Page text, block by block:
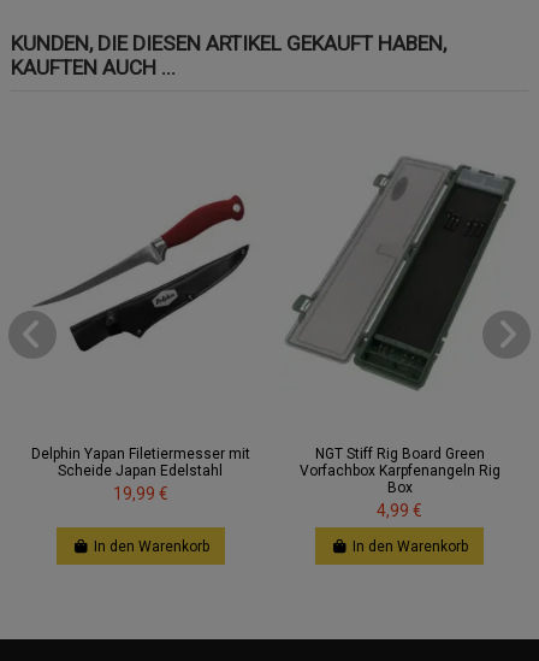
KUNDEN, DIE DIESEN ARTIKEL GEKAUFT HABEN,
KAUFTEN AUCH ...
Delphin Yapan Filetiermesser mit
Scheide Japan Edelstahl
19,99 €
In den Warenkorb
NGT Stiff Rig Board Green
Vorfachbox Karpfenangeln Rig
Box
4,99 €
In den Warenkorb